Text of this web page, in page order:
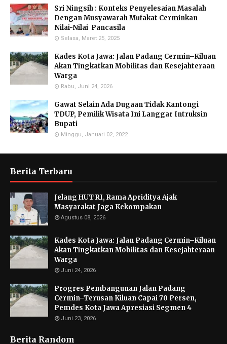
Sri Ningsih : Konteks Penyelesaian Masalah
Dengan Musyawarah Mufakat Cerminkan
Nilai-Nilai Pancasila
Selasa, Maret 25, 2025
Kades Kota Jawa: Jalan Padang Cermin–Kiluan
Akan Tingkatkan Mobilitas dan Kesejahteraan
Warga
Rabu, Juni 24, 2026
Gawat Selain Ada Dugaan Tidak Kantongi
TDUP, Pemilik Wisata Ini Langgar Intruksin
Bupati
Minggu, Januari 02, 2022
Berita Terbaru
Jelang HUT RI, Rama Apriditya Ajak
Masyarakat Jaga Kekompakan
Agustus 08, 2026
Kades Kota Jawa: Jalan Padang Cermin–Kiluan
Akan Tingkatkan Mobilitas dan Kesejahteraan
Warga
Juni 24, 2026
Progres Pembangunan Jalan Padang
Cermin–Terusan Kiluan Capai 70 Persen,
Pemdes Kota Jawa Apresiasi Segmen 4
Juni 23, 2026
Berita Random